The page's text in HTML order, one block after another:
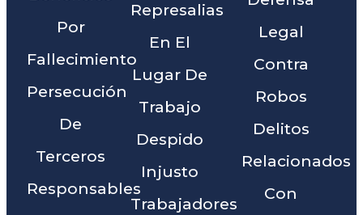
Por
Fallecimiento
Persecución
De
Terceros
Responsables
Represalias
En El
Lugar De
Trabajo
Despido
Injusto
Trabajadores
Legal
Contra
Robos
Delitos
Relacionados
Con